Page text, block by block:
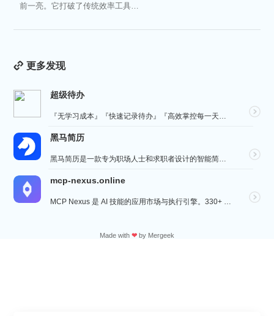
前一亮。它打破了传统效率工具冰
更多发现
超级待办
『无学习成本』『快速记录待办』『高效掌控每一天』『桌面小组件交互』『自动数据同步备份』
黑马简历
黑马简历是一款专为职场人士和求职者设计的智能简历助手，旨在帮助用户快速打造专业、高效的求职简历。通过...
mcp-nexus.online
MCP Nexus 是 AI 技能的应用市场与执行引擎。330+ 即装即用技能（财务对账、合同审查、...
Made with ❤ by Mergeek